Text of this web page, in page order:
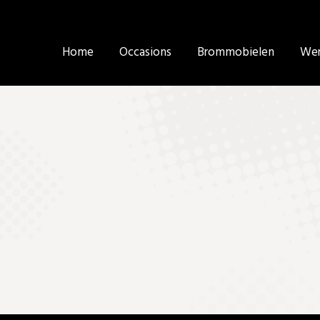
Home Occasions Brommobielen
Home Occasions Brommobielen